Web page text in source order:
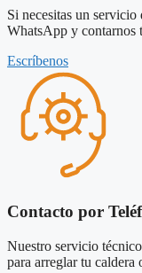
Si necesitas un
WhatsApp y contarnos
Escríbenos
Contacto por
Nuestro servicio
para arreglar tu